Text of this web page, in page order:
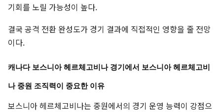
기회를 노릴 가능성이 높다.
결국 공격 전환 완성도가 경기 결과에 직접적인 영향을 줄 전망
이다.
캐나다 보스니아 헤르체고비나 경기에서 보스니아 헤르체고비
나 중원 조직력이 중요한 이유
보스니아 헤르체고비나는 중원에서의 경기 운영 능력이 강점으